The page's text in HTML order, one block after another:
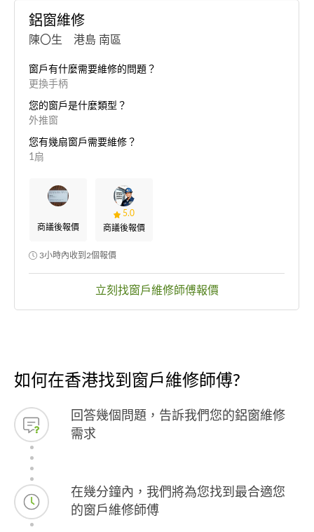
鋁窗維修
陳〇生 港島 南區
窗戶有什麼需要維修的問題？
更換手柄
您的窗戶是什麼類型？
外推窗
您有幾扇窗戶需要維修？
1扇
商議後報價
5.0
商議後報價
3小時內收到2個報價
立刻找窗戶維修師傅報價
如何在香港找到窗戶維修師傅?
回答幾個問題，告訴我們您的鋁窗維修
需求
在幾分鐘內，我們將為您找到最合適您
的窗戶維修師傅